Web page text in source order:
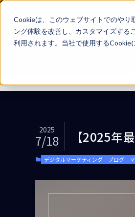
Cookieは、このウェブサイトでのや
ング体験を改善し、カスタマイズする
利用されます。当社で使用するCookie
【2025年
2025
7/18
デジタルマーケティング ブログ